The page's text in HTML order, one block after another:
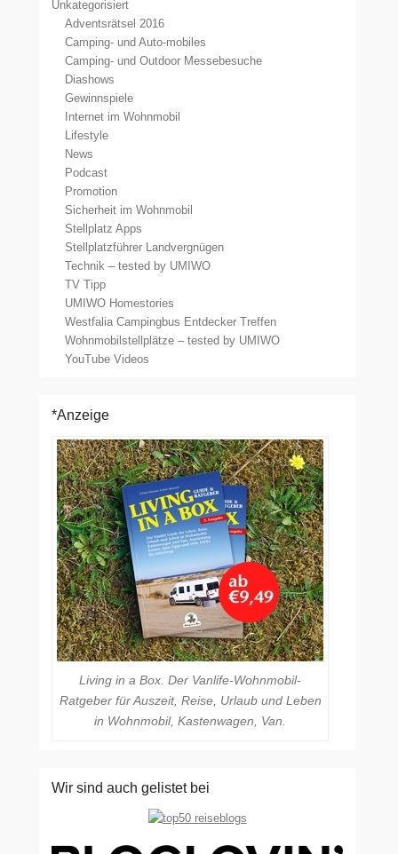
Unkategorisiert
Adventsrätsel 2016
Camping- und Auto-mobiles
Camping- und Outdoor Messebesuche
Diashows
Gewinnspiele
Internet im Wohnmobil
Lifestyle
News
Podcast
Promotion
Sicherheit im Wohnmobil
Stellplatz Apps
Stellplatzführer Landvergnügen
Technik – tested by UMIWO
TV Tipp
UMIWO Homestories
Westfalia Campingbus Entdecker Treffen
Wohnmobilstellplätze – tested by UMIWO
YouTube Videos
*Anzeige
Living in a Box. Der Vanlife-Wohnmobil-
Ratgeber für Auszeit, Reise, Urlaub und Leben
in Wohnmobil, Kastenwagen, Van.
Wir sind auch gelistet bei